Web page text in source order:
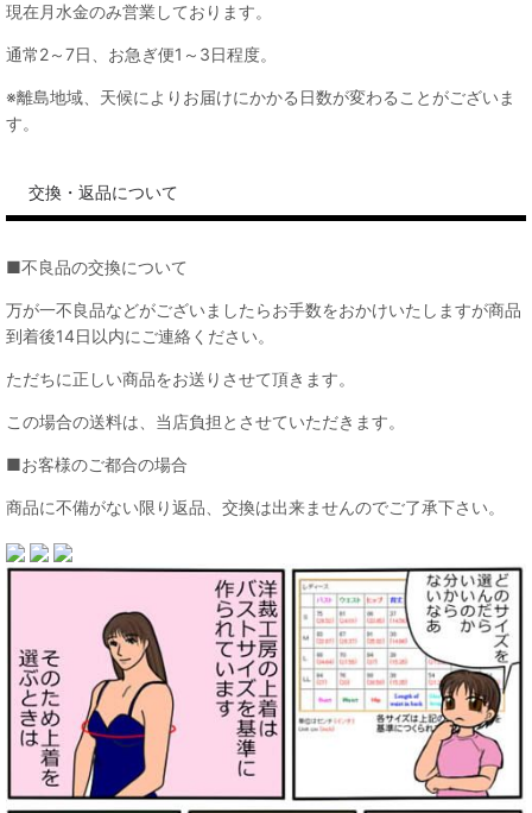
現在月水金のみ営業しております。
通常2～7日、お急ぎ便1～3日程度。
※離島地域、天候によりお届けにかかる日数が変わることがございま
す。
交換・返品について
■不良品の交換について
万が一不良品などがございましたらお手数をおかけいたしますが商品
到着後14日以内にご連絡ください。
ただちに正しい商品をお送りさせて頂きます。
この場合の送料は、当店負担とさせていただきます。
■お客様のご都合の場合
商品に不備がない限り返品、交換は出来ませんのでご了承下さい。